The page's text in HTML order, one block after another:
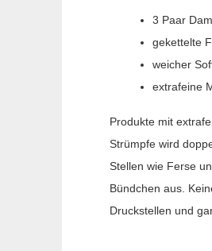
3 Paar
gekettelte
weicher
extrafeine
Produkte mit
Strümpfe wird
Stellen wie Ferse
Bündchen aus.
Druckstellen und